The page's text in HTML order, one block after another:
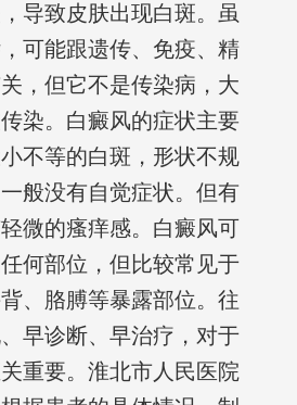
导致皮肤出现白斑。虽
可能跟遗传、免疫、精
，但它不是传染病，大
染。白癜风的症状主要
不等的白斑，形状不规
般没有自觉症状。但有
微的瘙痒感。白癜风可
何部位，但比较常见于
、胳膊等暴露部位。往
早诊断、早治疗，对于
重要。淮北市人民医院